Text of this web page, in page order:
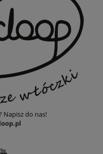
Napisz do nas!